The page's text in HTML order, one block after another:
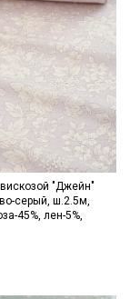
"Джейн"
серый, ш.2.5м,
45%, лен-5%,